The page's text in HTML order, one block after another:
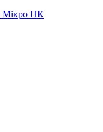
Мікро ПК